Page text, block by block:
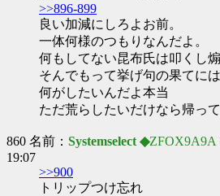
>>896-899
良い加減にしろよお前。
一体何様のつもりなんだよ。
何もしてない昆布氏は叩くし
そんでもって挙げ句の果てに
何がしたいんだよ本当
ただ荒らしたいだけなら帰っ
860 名前： Systemselect ◆ZFOX9A9A
19:07
>>900
トリップつけ忘れ